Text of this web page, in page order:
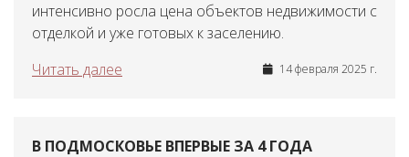
интенсивно росла цена объектов недвижимости с
отделкой и уже готовых к заселению.
Читать далее
14 февраля 2025 г.
В ПОДМОСКОВЬЕ ВПЕРВЫЕ ЗА 4 ГОДА